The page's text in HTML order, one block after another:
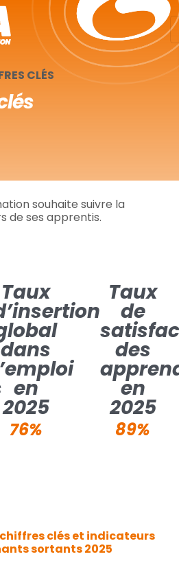
CLÉS
souhaite suivre la
de ses apprentis.
Taux
dans
en
2025
76%
Taux
de
des
en
2025
89%
clés et indicateurs
sortants 2025